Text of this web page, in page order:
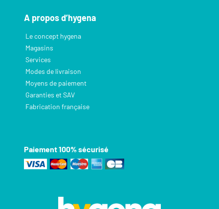
A propos d’hygena
Le concept hygena
Magasins
Services
Modes de livraison
Moyens de paiement
Garanties et SAV
Fabrication française
Paiement 100% sécurisé